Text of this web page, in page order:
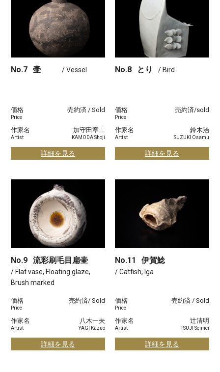
No.7 壷 / Vessel
価格
Price
売約済 / Sold
作家名
Artist
加守田章二
KAMODA Shoji
詳細を見る
No.8 とり / Bird
価格
Price
売約済/sold
作家名
Artist
鈴木治
SUZUKI Osamu
詳細を見る
No.9 流彩刷毛目扁壷
/ Flat vase, Floating glaze,
Brush marked
価格
Price
売約済/ Sold
作家名
Artist
八木一夫
YAGI Kazuo
詳細を見る
No.11 伊賀鯰
/ Catfish, Iga
価格
Price
売約済 / Sold
作家名
Artist
辻清明
TSUJI Seimei
詳細を見る